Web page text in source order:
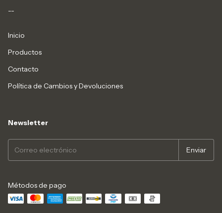
--
Inicio
Productos
Contacto
Política de Cambios y Devoluciones
Newsletter
Métodos de pago